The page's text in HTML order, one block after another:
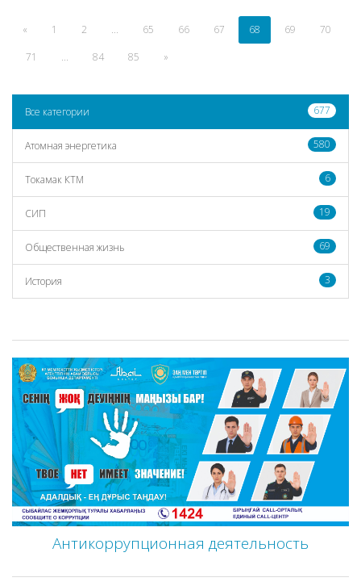
« 1 2 ... 65 66 67 68 69
70
71
... 84 85 »
Все категории 677
Атомная энергетика 580
Токамак КТМ 6
СИП 19
Общественная жизнь 69
История 3
Антикоррупционная деятельность